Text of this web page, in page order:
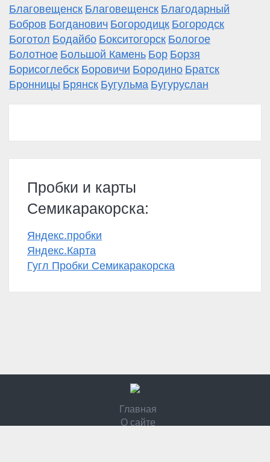
Благовещенск Благовещенск Благодарный
Бобров Богданович Богородицк Богородск
Боготол Бодайбо Бокситогорск Бологое
Болотное Большой Камень Бор Борзя
Борисоглебск Боровичи Бородино Братск
Бронницы Брянск Бугульма Бугуруслан
Пробки и карты
Семикаракорска:
Яндекс.пробки
Яндекс.Карта
Гугл Пробки Семикаракорска
Главная
О сайте